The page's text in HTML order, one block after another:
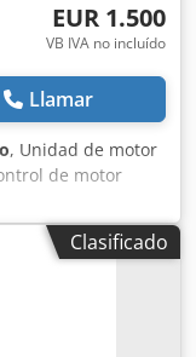
EUR 1.500
VB IVA no incluído
Llamar
, Unidad de motor
de motor
TGS 26.420 Euro6
5 2200
Clasificado